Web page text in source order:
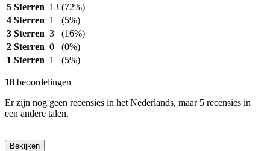
5 Sterren 13 (72%)
4 Sterren 1
(5%)
3 Sterren 3
(16%)
2 Sterren 0
(0%)
1 Sterren 1 (5%)
18 beoordelingen
Er zijn nog geen recensies in het Nederlands, maar 5 recensies in
een andere talen.
Bekijken